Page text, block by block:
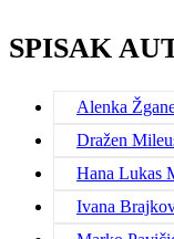
SPISAK
Alenka
Dražen
Hana Lukas
Ivana